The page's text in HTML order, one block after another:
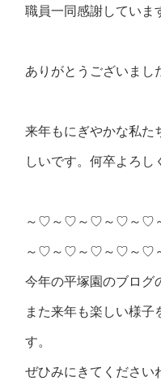
職員一同感謝していま
ありがとうございまし
来年もにぎやかな私た
しいです。何卒よろし
～♡～♡～♡～♡～♡
～♡～♡～♡～♡～♡
今年の平塚園のブログ
また来年も楽しい様子
す。
ぜひみにきてください